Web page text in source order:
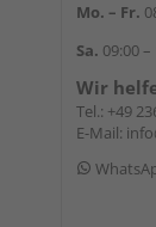
Mo. – Fr.
Sa. 09:00 –
Wir
Tel.: +49
E-Mail: